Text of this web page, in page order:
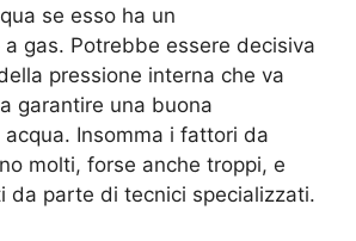
se esso ha un
gas. Potrebbe essere decisiva
pressione interna che va
garantire una buona
Insomma i fattori da
molti, forse anche troppi, e
da parte di tecnici specializzati.